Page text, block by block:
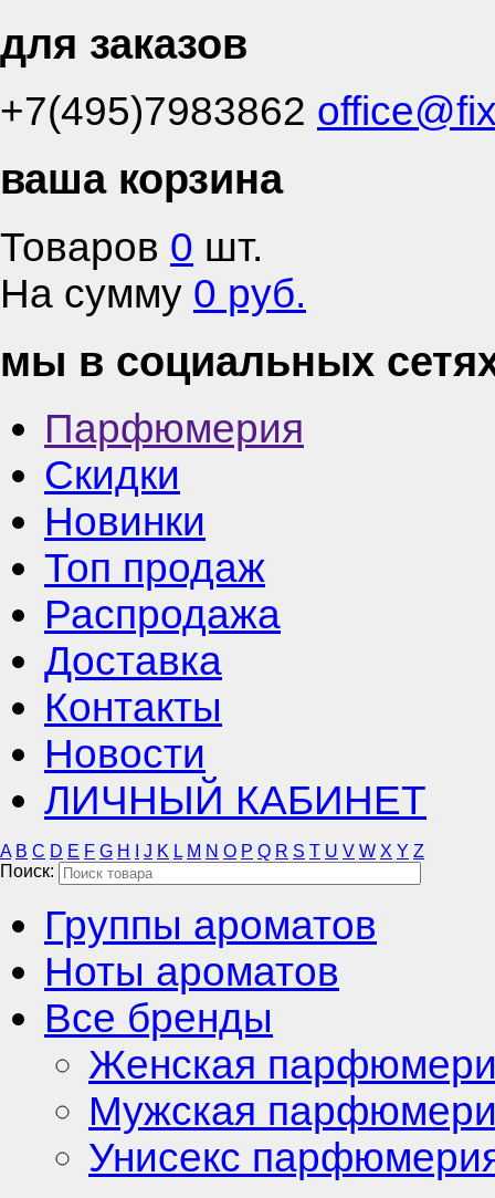
для заказов
+7(495)7983862
ваша корзина
Товаров 0 шт.
На сумму 0 руб.
мы в социальных
Парфюмерия
Скидки
Новинки
Топ продаж
Распродажа
Доставка
Контакты
Новости
ЛИЧНЫЙ КАБИНЕТ
A B C D E F G H J K L M N O P Q R S T U V W X Y Z
Поиск:
Группы ароматов
Ноты ароматов
Все бренды
Женская
Мужская
Унисекс